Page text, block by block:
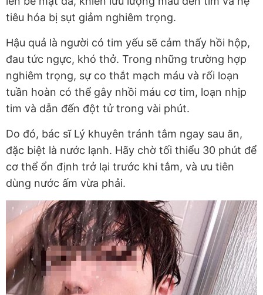
tiêu hóa bị sụt giảm nghiêm trọng.
Hậu quả là người có tim yếu sẽ cảm thấy hồi hộp,
đau tức ngực, khó thở. Trong những trường hợp
nghiêm trọng, sự co thắt mạch máu và rối loạn
tuần hoàn có thể gây nhồi máu cơ tim, loạn nhịp
tim và dẫn đến đột tử trong vài phút.
Do đó, bác sĩ Lý khuyên tránh tắm ngay sau ăn,
đặc biệt là nước lạnh. Hãy chờ tối thiểu 30 phút để
cơ thể ổn định trở lại trước khi tắm, và ưu tiên
dùng nước ấm vừa phải.